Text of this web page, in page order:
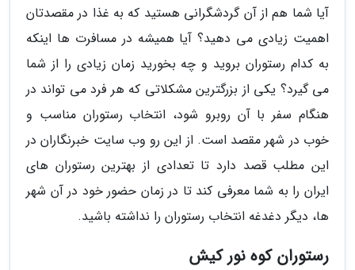
آیا شما هم از آن گردشگرانی هستید که به غذا در مقصدتان
اهمیت زیادی می دهید؟ آیا همیشه در مسافرت ها اینکه
به کدام رستوران بروید و چه بخورید زمان زیادی را از شما
می گیرد؟ یکی از بزرگترین مشکلاتی که هر فرد می تواند در
هنگام سفر با آن روبرو شود، انتخاب رستوران مناسب و
خوب در شهر مقصد است. از این رو وب سایت خبرنگاران در
این مطلب قصد دارد تا تعدادی از بهترین رستوران های
ایران را به شما معرفی کند تا در زمان حضور خود در آن شهر
ها، دیگر دغدغه انتخاب رستوران را نداشته باشید.
رستوران کوه نور کیش